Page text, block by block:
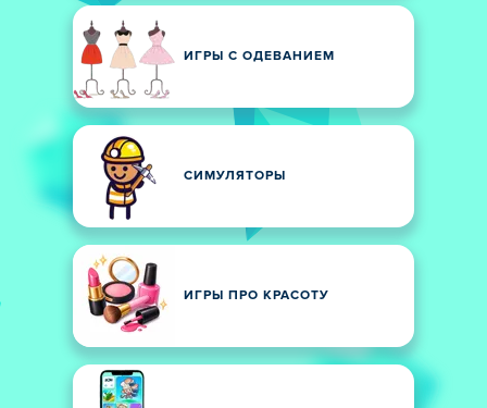
ИГРЫ С ОДЕВАНИЕМ
СИМУЛЯТОРЫ
ИГРЫ ПРО КРАСОТУ